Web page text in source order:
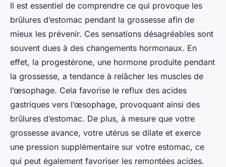
Il est essentiel de comprendre ce qui provoque les
brûlures d’estomac pendant la grossesse afin de
mieux les prévenir. Ces sensations désagréables sont
souvent dues à des changements hormonaux. En
effet, la progestérone, une hormone produite pendant
la grossesse, a tendance à relâcher les muscles de
l’œsophage. Cela favorise le reflux des acides
gastriques vers l’œsophage, provoquant ainsi des
brûlures d’estomac. De plus, à mesure que votre
grossesse avance, votre utérus se dilate et exerce
une pression supplémentaire sur votre estomac, ce
qui peut également favoriser les remontées acides.